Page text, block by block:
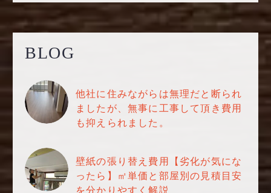
BLOG
他社に住みながらは無理だと断られ
ましたが、無事に工事して頂き費用
も抑えられました。
壁紙の張り替え費用【劣化が気にな
ったら】㎡単価と部屋別の見積目安
を分かりやすく解説